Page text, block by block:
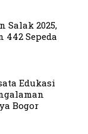
Salak 2025,
442 Sepeda
Edukasi
Bogor